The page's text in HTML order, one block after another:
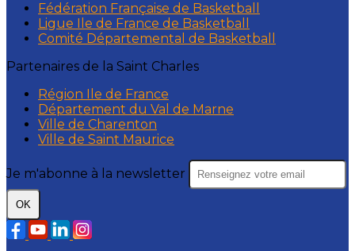
Fédération Française de Basketball
Ligue Ile de France de Basketball
Comité Départemental de Basketball
Partenaires de la Saint Charles
Région Ile de France
Département du Val de Marne
Ville de Charenton
Ville de Saint Maurice
Je m'abonne à la newsletter
OK